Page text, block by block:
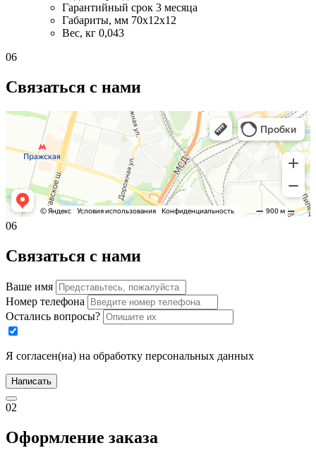
Гарантийный срок 3 месяца
Габариты, мм 70х12х12
Вес, кг 0,043
06
Связаться с нами
06
Связаться с нами
Ваше имя
Номер телефона
Остались вопросы?
Я согласен(на) на обработку персональных данных
Написать
02
Оформление заказа